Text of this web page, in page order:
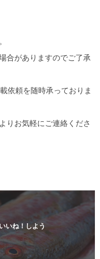
合がありますのでご了承
依頼を随時承っておりま
りお気軽にご連絡くださ
いね！しよう